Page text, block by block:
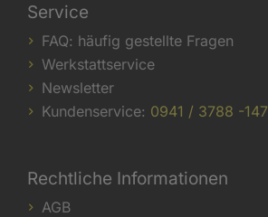
Service
FAQ: häufig gestellte Fragen
Werkstattservice
Newsletter
Kundenservice: 0941 / 3788 -147
Rechtliche Informationen
AGB